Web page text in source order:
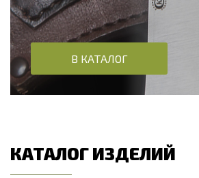
В КАТАЛОГ
КАТАЛОГ ИЗДЕЛИЙ